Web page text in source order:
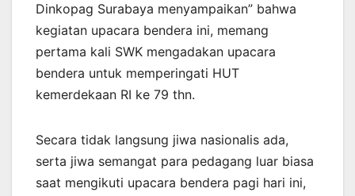
Dinkopag Surabaya menyampaikan” bahwa
kegiatan upacara bendera ini, memang
pertama kali SWK mengadakan upacara
bendera untuk memperingati HUT
kemerdekaan RI ke 79 thn.
Secara tidak langsung jiwa nasionalis ada,
serta jiwa semangat para pedagang luar biasa
saat mengikuti upacara bendera pagi hari ini,